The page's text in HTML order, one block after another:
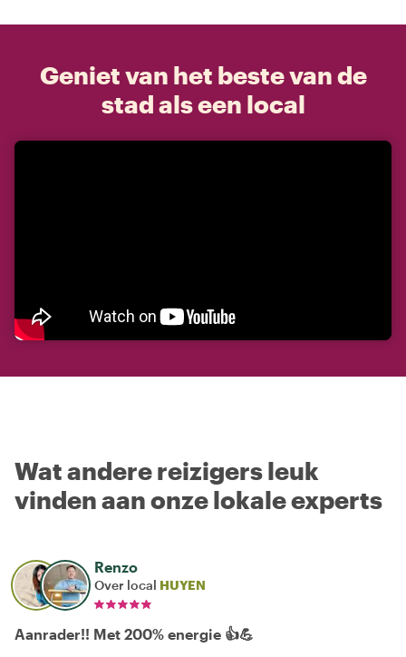
Geniet van het beste van de
stad als een local
Wat andere reizigers leuk
vinden aan onze lokale experts
Renzo
Over local HUYEN
Aanrader!! Met 200% energie 👍💪